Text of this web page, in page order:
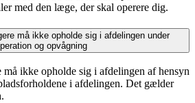
med den læge, der skal operere dig.
må ikke opholde sig i afdelingen under
og opvågning
må ikke opholde sig i afdelingen af hensyn
i afdelingen. Det gælder